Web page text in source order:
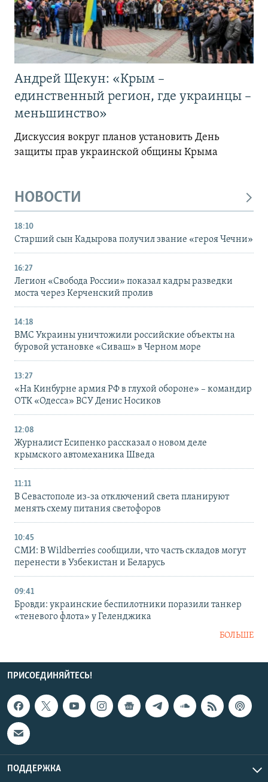
Андрей Щекун: «Крым –
единственный регион, где украинцы –
меньшинство»
Дискуссия вокруг планов установить День
защиты прав украинской общины Крыма
НОВОСТИ
18:10
Старший сын Кадырова получил звание «героя Чечни»
16:27
Легион «Свобода России» показал кадры разведки
моста через Керченский пролив
14:18
ВМС Украины уничтожили российские объекты на
буровой установке «Сиваш» в Черном море
13:27
«На Кинбурне армия РФ в глухой обороне» – командир
ОТК «Одесса» ВСУ Денис Носиков
12:08
Журналист Есипенко рассказал о новом деле
крымского автомеханика Шведа
11:11
В Севастополе из-за отключений света планируют
менять схему питания светофоров
10:45
СМИ: В Wildberries сообщили, что часть складов могут
перенести в Узбекистан и Беларусь
09:41
Бровди: украинские беспилотники поразили танкер
«теневого флота» у Геленджика
БОЛЬШЕ
ПРИСОЕДИНЯЙТЕСЬ!
ПОДДЕРЖКА